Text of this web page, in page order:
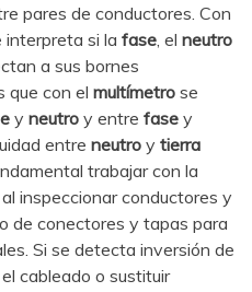
pares de conductores. Con
interpreta si la fase , el neutro
a sus bornes
que con el multímetro se
y neutro y entre fase y
entre neutro y tierra
trabajar con la
inspeccionar conductores y
de conectores y tapas para
Si se detecta inversión de
el cableado o sustituir